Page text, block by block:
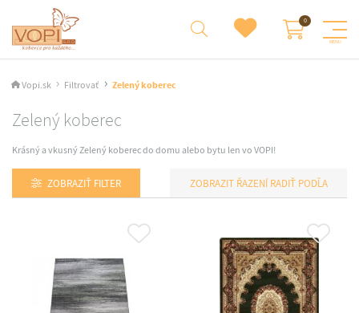
Vopi.sk Filtrovať Zelený koberec
Zelený koberec
Krásný a vkusný Zelený koberec do domu alebo bytu len vo VOPI!
ZOBRAZIŤ FILTER RADIŤ PODĽA